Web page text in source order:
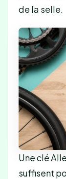
de la selle.
Une clé
suffisent